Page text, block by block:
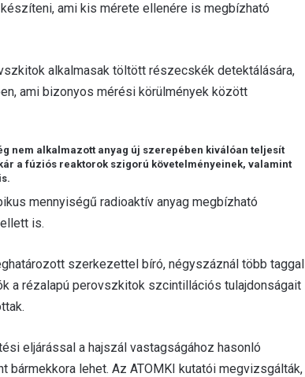
ami kis mérete ellenére is megbízható
alkalmasak töltött részecskék detektálására,
ami bizonyos mérési körülmények között
nem alkalmazott anyag új szerepében kiválóan teljesít
a fúziós reaktorok szigorú követelményeinek, valamint
mennyiségű radioaktív anyag megbízható
is.
szerkezettel bíró, négyszáznál több taggal
a rézalapú perovszkitok szcintillációs tulajdonságait
eljárással a hajszál vastagságához hasonló
lehet. Az ATOMKI kutatói megvizsgálták,